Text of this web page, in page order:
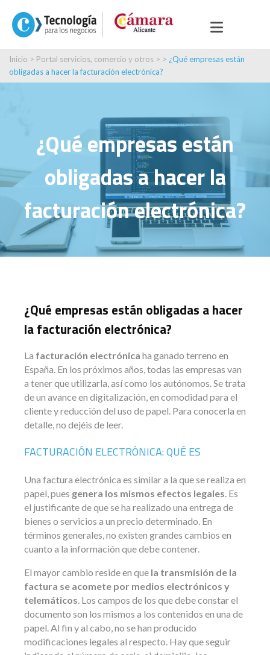
Inicio > Portal servicios, comercio y otros > > ¿Qué empresas están
obligadas a hacer la facturación electrónica?
¿Qué empresas están
obligadas a hacer la
facturación electrónica?
¿Qué empresas están obligadas a hacer
la facturación electrónica?
La facturación electrónica ha ganado terreno en
España. En los próximos años, todas las empresas van
a tener que utilizarla, así como los autónomos. Se trata
de un avance en digitalización, en comodidad para el
cliente y reducción del uso de papel. Para conocerla en
detalle, no dejéis de leer.
FACTURACIÓN ELECTRÓNICA: QUÉ ES
Una factura electrónica es similar a la que se realiza en
papel, pues genera los mismos efectos legales. Es
el justificante de que se ha realizado una entrega de
bienes o servicios a un precio determinado. En
términos generales, no existen grandes cambios en
cuanto a la información que debe contener.
El mayor cambio reside en que la transmisión de la
factura se acomete por medios electrónicos y
telemáticos. Los campos de los que debe constar el
documento son los mismos a los contenidos en una de
papel. Al fin y al cabo, no se han producido
modificaciones legales al respecto. Hay que seguir